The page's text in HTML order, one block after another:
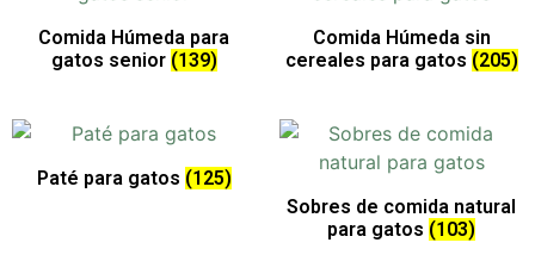
Comida Húmeda para
gatos senior (139)
Comida Húmeda sin
cereales para gatos (205)
Paté para gatos (125)
Sobres de comida natural
para gatos (103)